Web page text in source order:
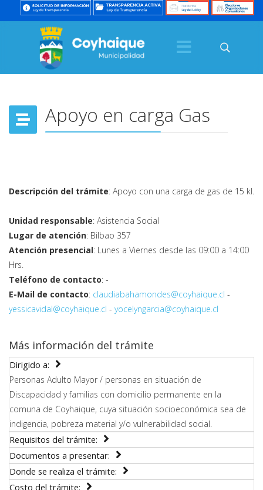
Apoyo en carga Gas
Descripción del trámite: Apoyo con una carga de gas de 15 kl.
Unidad responsable: Asistencia Social
Lugar de atención: Bilbao 357
Atención presencial: Lunes a Viernes desde las 09:00 a 14:00
Hrs.
Teléfono de contacto: -
E-Mail de contacto: claudiabahamondes@coyhaique.cl -
yessicavidal@coyhaique.cl - yocelyngarcia@coyhaique.cl
Más información del trámite
Dirigido a:
Personas Adulto Mayor / personas en situación de
Discapacidad y familias con domicilio permanente en la
comuna de Coyhaique, cuya situación socioeconómica sea de
indigencia, pobreza material y/o vulnerabilidad social.
Requisitos del trámite:
Documentos a presentar:
Donde se realiza el trámite:
Costo del trámite: